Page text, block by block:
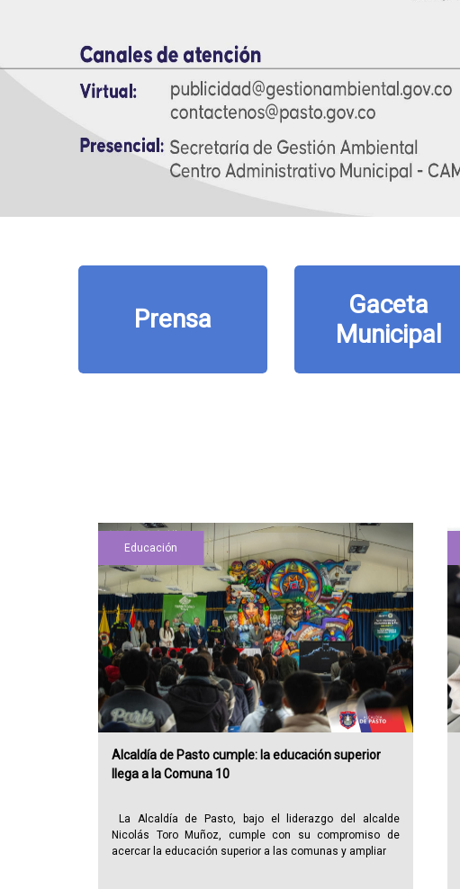
Prensa
Gaceta
Municipal
Educación
Alcaldía de Pasto cumple: la educación superior
llega a la Comuna 10
La Alcaldía de Pasto, bajo el liderazgo del alcalde
Nicolás Toro Muñoz, cumple con su compromiso de
acercar la educación superior a las comunas y ampliar